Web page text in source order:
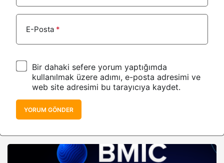
E-Posta *
Bir dahaki sefere yorum yaptığımda
kullanılmak üzere adımı, e-posta adresimi ve
web site adresimi bu tarayıcıya kaydet.
YORUM GÖNDER